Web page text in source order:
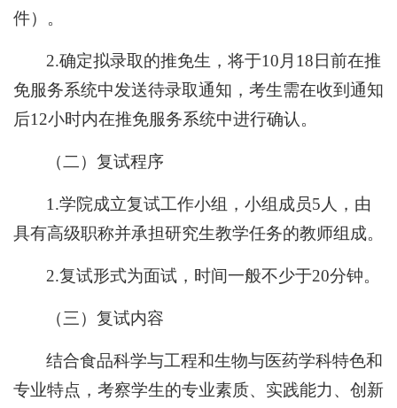
件）。
2.确定拟录取的推免生，将于10月18日前在推
免服务系统中发送待录取通知，考生需在收到通知
后12小时内在推免服务系统中进行确认。
（二）复试程序
1.学院成立复试工作小组，小组成员5人，由
具有高级职称并承担研究生教学任务的教师组成。
2.复试形式为面试，时间一般不少于20分钟。
（三）复试内容
结合食品科学与工程和生物与医药学科特色和
专业特点，考察学生的专业素质、实践能力、创新